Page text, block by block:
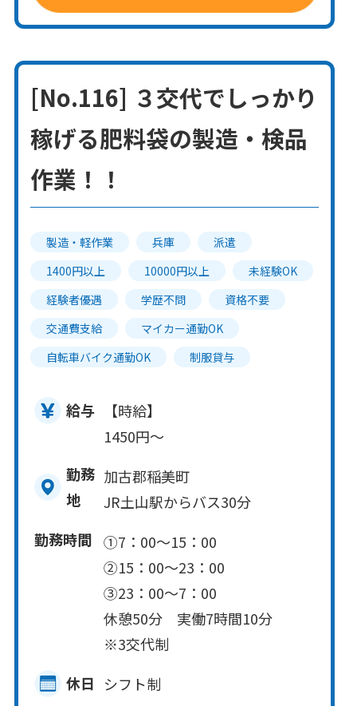
[No.116] ３交代でしっかり
稼げる肥料袋の製造・検品
作業！！
製造・軽作業 兵庫
派遣
1400円以上
10000円以上
未経験OK
経験者優遇
学歴不問
資格不要
交通費支給
マイカー通勤OK
自転車バイク通勤OK
制服貸与
給与
【時給】
1450円～
勤務
地
加古郡稲美町
JR土山駅からバス30分
勤務時間 ①7：00～15：00
②15：00～23：00
③23：00～7：00
休憩50分 実働7時間10分
※3交代制
休日 シフト制